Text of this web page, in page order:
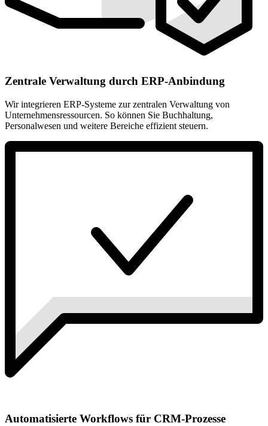
Zentrale Verwaltung durch ERP-Anbindung
Wir integrieren ERP-Systeme zur zentralen Verwaltung von
Unternehmensressourcen. So können Sie Buchhaltung,
Personalwesen und weitere Bereiche effizient steuern.
Automatisierte Workflows für CRM-Prozesse